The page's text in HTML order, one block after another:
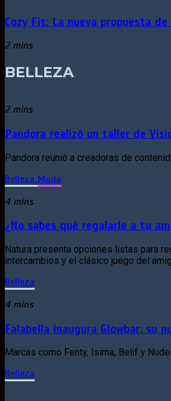
Cozy Fit: La nueva propuesta
2 mins
BELLEZA
2 mins
Pandora realizó un taller de
Pandora reunió a creadoras de
Belleza Moda
4 mins
¿No sabes qué regalarle a tu
Natura presenta opciones listas para
intercambios y el clásico juego del
Belleza
4 mins
Falabella inaugura Glowbar: su
Marcas como Fenty, Isima, Belif y
Belleza